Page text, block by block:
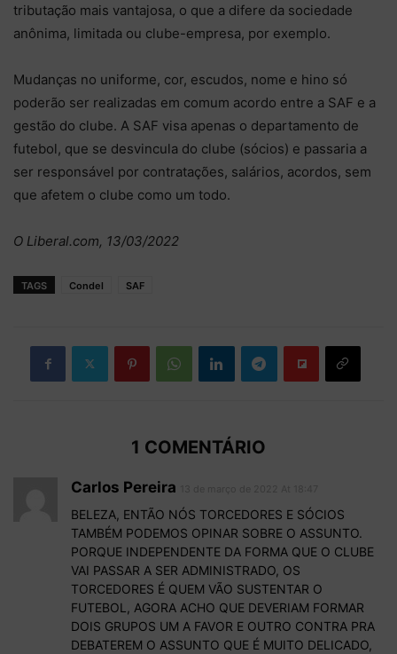
tributação mais vantajosa, o que a difere da sociedade
anônima, limitada ou clube-empresa, por exemplo.
Mudanças no uniforme, cor, escudos, nome e hino só
poderão ser realizadas em comum acordo entre a SAF e a
gestão do clube. A SAF visa apenas o departamento de
futebol, que se desvincula do clube (sócios) e passaria a
ser responsável por contratações, salários, acordos, sem
que afetem o clube como um todo.
O Liberal.com, 13/03/2022
TAGS Condel SAF
1 COMENTÁRIO
Carlos Pereira
BELEZA, ENTÃO NÓS TORCEDORES E SÓCIOS
TAMBÉM PODEMOS OPINAR SOBRE O ASSUNTO.
PORQUE INDEPENDENTE DA FORMA QUE O CLUBE
VAI PASSAR A SER ADMINISTRADO, OS
TORCEDORES É QUEM VÃO SUSTENTAR O
FUTEBOL, AGORA ACHO QUE DEVERIAM FORMAR
DOIS GRUPOS UM A FAVOR E OUTRO CONTRA PRA
DEBATEREM O ASSUNTO QUE É MUITO DELICADO,